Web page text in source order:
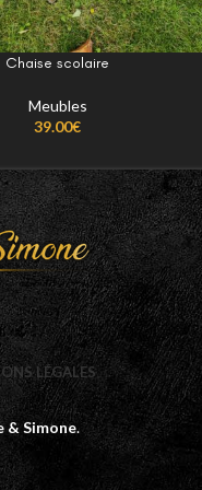
Chaise scolaire
Meubles
39.00€
LÉGALES
& Simone.